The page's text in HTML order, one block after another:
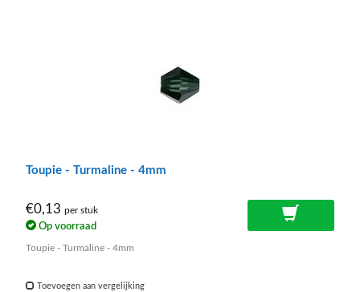
Toupie - Turmaline - 4mm
€0,13 per stuk
Op voorraad
Toupie - Turmaline - 4mm
Toevoegen aan vergelijking